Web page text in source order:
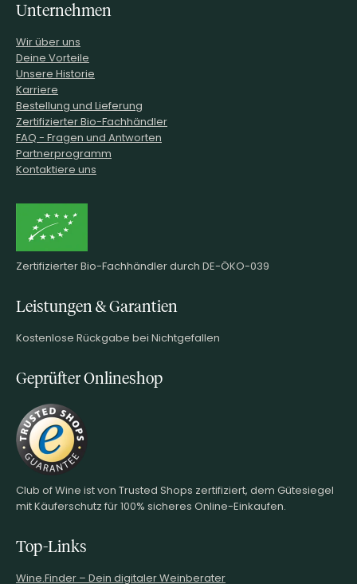
Unternehmen
Wir über uns
Deine Vorteile
Unsere Historie
Karriere
Bestellung und Lieferung
Zertifizierter Bio-Fachhändler
FAQ - Fragen und Antworten
Partnerprogramm
Kontaktiere uns
Zertifizierter Bio-Fachhändler durch DE-ÖKO-039
Leistungen & Garantien
Kostenlose Rückgabe bei Nichtgefallen
Geprüfter Onlineshop
Club of Wine ist von Trusted Shops zertifiziert, dem Gütesiegel
mit Käuferschutz für 100% sicheres Online-Einkaufen.
Top-Links
Wine.Finder – Dein digitaler Weinberater